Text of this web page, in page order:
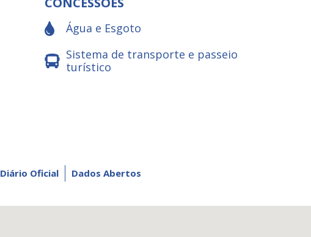
Água e Esgoto
Sistema de transporte e passeio
turístico
Diário Oficial Dados Abertos